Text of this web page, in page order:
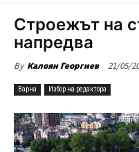
Строежът на
напредва
By Калоян Георгиев 21/05/
Варна Избор на редактора